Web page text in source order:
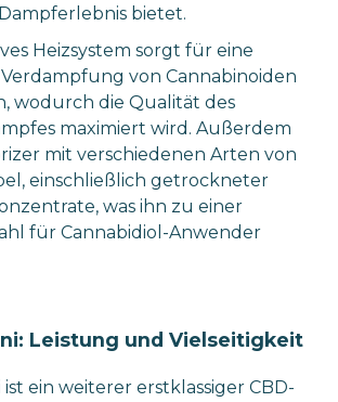
bietet.
Heizsystem sorgt für eine
von Cannabinoiden
wodurch die Qualität des
maximiert wird. Außerdem
mit verschiedenen Arten von
einschließlich getrockneter
was ihn zu einer
für Cannabidiol-Anwender
Leistung und Vielseitigkeit
ist ein weiterer erstklassiger CBD-